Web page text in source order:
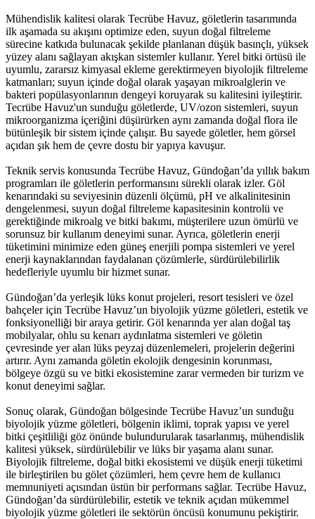
Mühendislik kalitesi olarak Tecrübe Havuz, göletlerin tasarımında
ilk aşamada su akışını optimize eden, suyun doğal filtreleme
sürecine katkıda bulunacak şekilde planlanan düşük basınçlı, yüksek
yüzey alanı sağlayan akışkan sistemler kullanır. Yerel bitki örtüsü ile
uyumlu, zararsız kimyasal ekleme gerektirmeyen biyolojik filtreleme
katmanları; suyun içinde doğal olarak yaşayan mikroalglerin ve
bakteri popülasyonlarının dengeyi koruyarak su kalitesini iyileştirir.
Tecrübe Havuz'un sunduğu göletlerde, UV/ozon sistemleri, suyun
mikroorganizma içeriğini düşürürken aynı zamanda doğal flora ile
bütünleşik bir sistem içinde çalışır. Bu sayede göletler, hem görsel
açıdan şık hem de çevre dostu bir yapıya kavuşur.
Teknik servis konusunda Tecrübe Havuz, Gündoğan’da yıllık bakım
programları ile göletlerin performansını sürekli olarak izler. Göl
kenarındaki su seviyesinin düzenli ölçümü, pH ve alkalinitesinin
dengelenmesi, suyun doğal filtreleme kapasitesinin kontrolü ve
gerektiğinde mikroalg ve bitki bakımı, müşterilere uzun ömürlü ve
sorunsuz bir kullanım deneyimi sunar. Ayrıca, göletlerin enerji
tüketimini minimize eden güneş enerjili pompa sistemleri ve yerel
enerji kaynaklarından faydalanan çözümlerle, sürdürülebilirlik
hedefleriyle uyumlu bir hizmet sunar.
Gündoğan’da yerleşik lüks konut projeleri, resort tesisleri ve özel
bahçeler için Tecrübe Havuz’un biyolojik yüzme göletleri, estetik ve
fonksiyonelliği bir araya getirir. Göl kenarında yer alan doğal taş
mobilyalar, ohlu su kenarı aydınlatma sistemleri ve göletin
çevresinde yer alan lüks peyzaj düzenlemeleri, projelerin değerini
artırır. Aynı zamanda göletin ekolojik dengesinin korunması,
bölgeye özgü su ve bitki ekosistemine zarar vermeden bir turizm ve
konut deneyimi sağlar.
Sonuç olarak, Gündoğan bölgesinde Tecrübe Havuz’un sunduğu
biyolojik yüzme göletleri, bölgenin iklimi, toprak yapısı ve yerel
bitki çeşitliliği göz önünde bulundurularak tasarlanmış, mühendislik
kalitesi yüksek, sürdürülebilir ve lüks bir yaşama alanı sunar.
Biyolojik filtreleme, doğal bitki ekosistemi ve düşük enerji tüketimi
ile birleştirilen bu gölet çözümleri, hem çevre hem de kullanıcı
memnuniyeti açısından üstün bir performans sağlar. Tecrübe Havuz,
Gündoğan’da sürdürülebilir, estetik ve teknik açıdan mükemmel
biyolojik yüzme göletleri ile sektörün öncüsü konumunu pekiştirir.